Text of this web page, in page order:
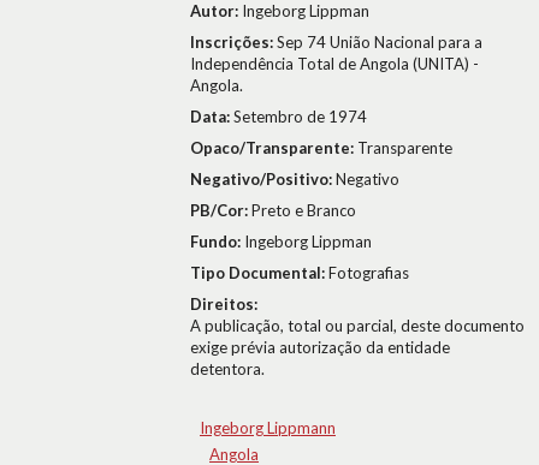
Autor: Ingeborg Lippman
Inscrições:Sep 74 União Nacional para a
Independência Total de Angola (UNITA) -
Angola.
Data:Setembro de 1974
Opaco/Transparente: Transparente
Negativo/Positivo:Negativo
PB/Cor:Preto e Branco
Fundo: Ingeborg Lippman
Tipo Documental:Fotografias
Direitos:
A publicação, total ou parcial, deste documento
exige prévia autorização da entidade
detentora.
Ingeborg Lippmann
Angola